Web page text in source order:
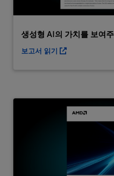
생성형 AI의 가치를 보여
보고서 읽기